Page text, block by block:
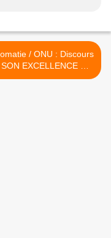
/ ONU : Discours
EXCELLENCE Dr
IKILILOU DHOININE